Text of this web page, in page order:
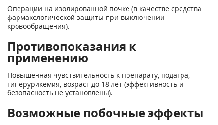
Операции на изолированной почке (в качестве средства
фармакологической защиты при выключении
кровообращения).
Противопоказания к
применению
Повышенная чувствительность к препарату, подагра,
гиперурикемия, возраст до 18 лет (эффективность и
безопасность не установлены).
Возможные побочные эффекты